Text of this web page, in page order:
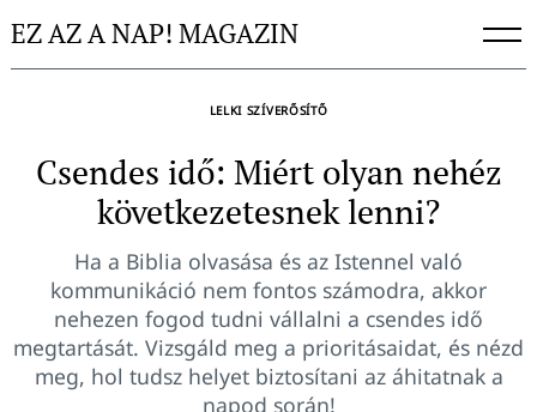
toEZ AZ A NAP! MAGAZIN
LELKI SZÍVERŐSÍTŐ
Csendes idő: Miért olyan nehéz
következetesnek lenni?
Ha a Biblia olvasása és az Istennel való
kommunikáció nem fontos számodra, akkor
nehezen fogod tudni vállalni a csendes idő
megtartását. Vizsgáld meg a prioritásaidat, és nézd
meg, hol tudsz helyet biztosítani az áhitatnak a
napod során!